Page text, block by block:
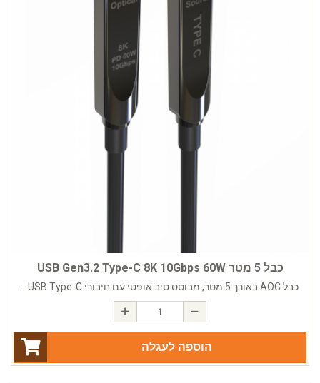
כבל 5 מטר USB Gen3.2 Type-C 8K 10Gbps 60W
כבל AOC באורך 5 מטר, מבוסס סיב אופטי עם חיבורי USB Type-C...
הוספה לעגלה